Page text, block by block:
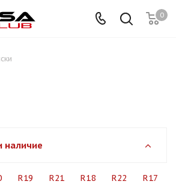
0
наличие
R19 R21 R18 R22 R17